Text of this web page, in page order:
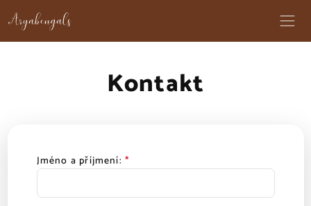
Kontakt
Jméno a příjmení: *